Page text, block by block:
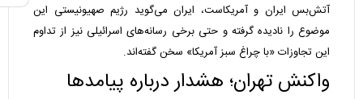
آتش‌بس ایران و آمریکاست، ایران می‌گوید رژیم صهیونیستی این
موضوع را نادیده گرفته و حتی برخی رسانه‌های اسرائیلی نیز از تداوم
این تجاوزات «با چراغ سبز آمریکا» سخن گفته‌اند.
واکنش تهران؛ هشدار درباره پیامدها